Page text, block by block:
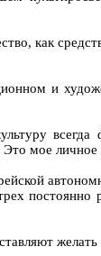
как
и
всегда
Это мое
желать